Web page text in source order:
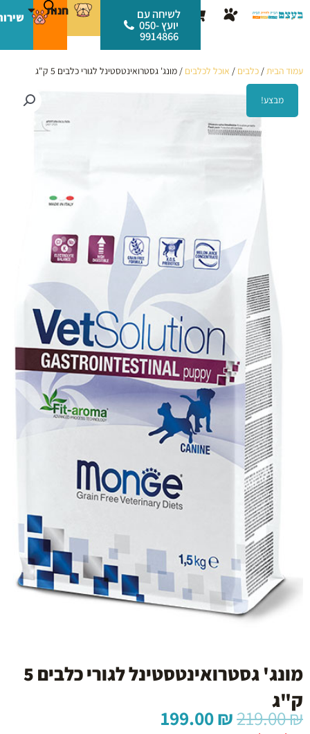
לתוכן
עגלת
קניות
לשיחה עם
יועץ 050-
9914866
חנות
עמוד הבית/ כלבים / אוכל לכלבים / מונג' גסטרואינטסטינל לגורי כלבים 5 ק"ג
מבצע!
מונג' גסטרואינטסטינל לגורי כלבים 5
ק"ג
219.00₪ המחיר
199.00₪